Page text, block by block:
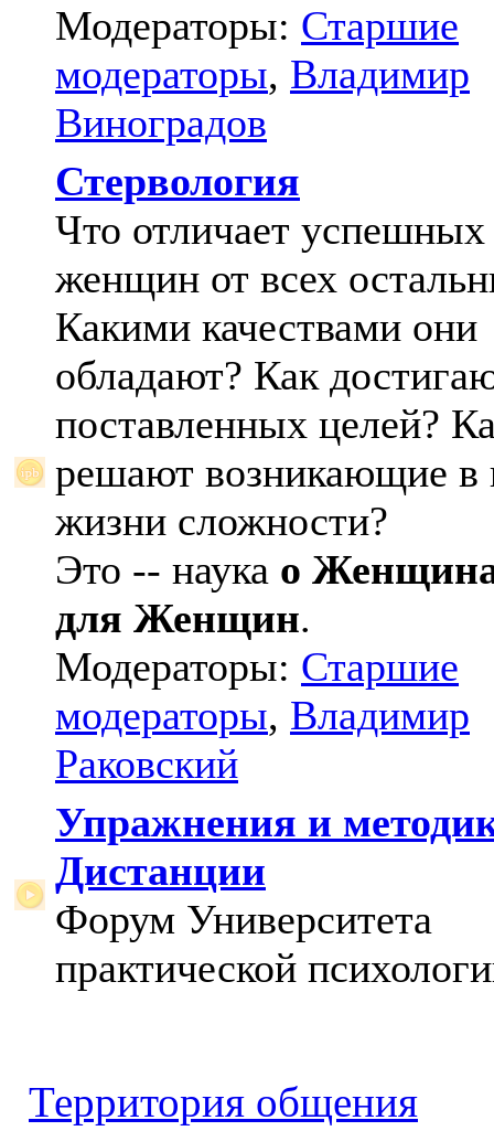
Модераторы: Старшие
модераторы, Владимир
Виноградов
Стервология
Что отличает успешных
женщин от всех
Какими качествами они
обладают? Как
поставленных целей?
решают возникающие в
жизни сложности?
Это -- наука о
для Женщин.
Модераторы: Старшие
модераторы, Владимир
Раковский
Упражнения и
Дистанции
Форум Университета
практической
Территория общения